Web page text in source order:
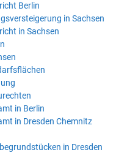
Berlin
in Sachsen
in Sachsen
in Berlin
in Dresden Chemnitz
in Dresden